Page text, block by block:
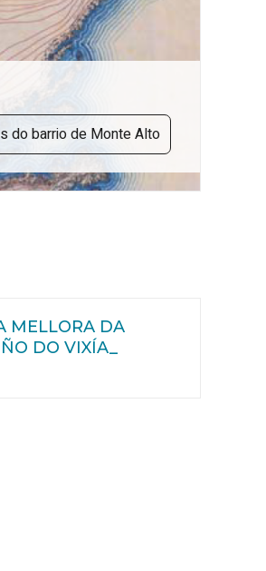
do barrio de Monte Alto
MELLORA DA
DO VIXÍA_